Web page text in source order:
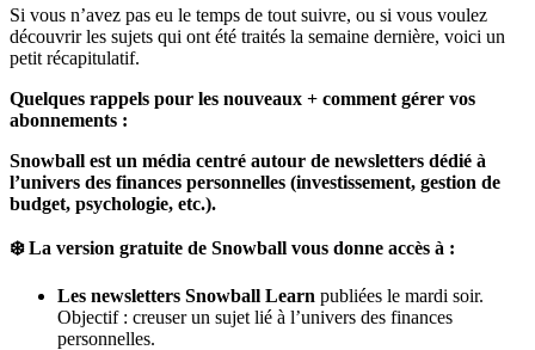
Si vous n’avez pas eu le temps de tout suivre, ou si vous voulez
découvrir les sujets qui ont été traités la semaine dernière, voici un
petit récapitulatif.
Quelques rappels pour les nouveaux + comment gérer vos
abonnements :
Snowball est un média centré autour de newsletters dédié à
l’univers des finances personnelles (investissement, gestion de
budget, psychologie, etc.).
❄️ La version gratuite de Snowball vous donne accès à :
Les newsletters Snowball Learn publiées le mardi soir.
Objectif : creuser un sujet lié à l’univers des finances
personnelles.